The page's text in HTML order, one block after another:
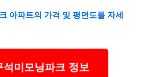
아파트의 가격 및 평면도를 자세
미모닝파크 정보